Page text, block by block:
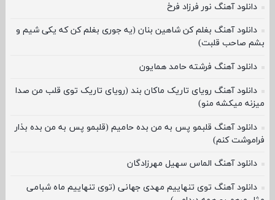
دانلود آهنگ نور فرزاد فرخ
دانلود آهنگ بغلم کن شاهین بنان (یه جوری بغلم کن که یکی شیم و
بشم صاحب قلبت)
دانلود آهنگ فرشته حامد همایون
دانلود آهنگ رویای تاریک ماکان بند (رویای تاریک توی قلب من صدا
میزنه میکشه منو)
دانلود آهنگ قلبمو پس به من بده حامیم (قلبمو پس به من بده بذار
فراموشت کنم)
دانلود آهنگ الماس سهیل مهرزادگان
دانلود آهنگ توی تنهاییم مهدی جهانی (توی تنهاییم ماه شبامی